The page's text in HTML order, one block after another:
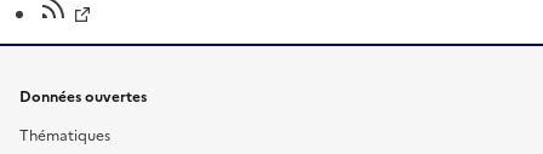
Données ouvertes
Thématiques